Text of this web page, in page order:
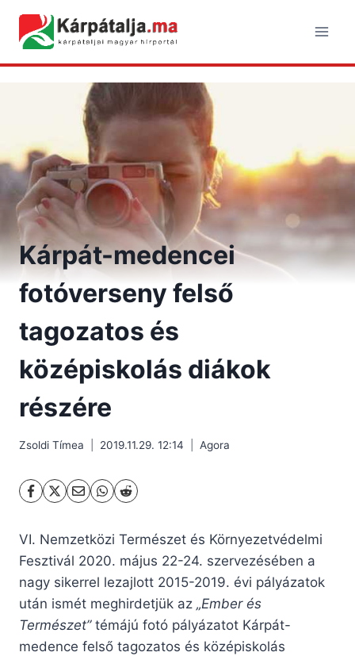
content
Kárpát-medencei
fotóverseny felső
tagozatos és
középiskolás diákok
részére
Zsoldi Tímea 2019.11.29. 12:14 Agora
VI. Nemzetközi Természet és Környezetvédelmi
Fesztivál 2020. május 22-24. szervezésében a
nagy sikerrel lezajlott 2015-2019. évi pályázatok
után ismét meghirdetjük az „Ember és
Természet”témájú fotó pályázatot Kárpát-
medence felső tagozatos és középiskolás